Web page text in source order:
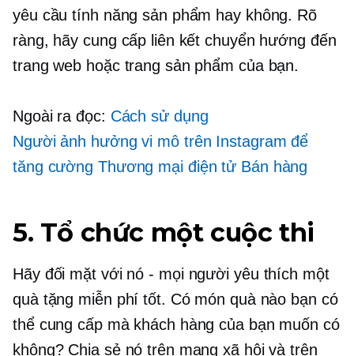
yêu cầu tính năng sản phẩm hay không. Rõ
ràng, hãy cung cấp liên kết chuyển hướng đến
trang web hoặc trang sản phẩm của bạn.
Ngoài ra đọc: Cách sử dụng
Người ảnh hưởng vi môtrên Instagram để
tăng cường Thương mại điện tử Bán hàng
5. Tổ chức một cuộc thi
Hãy đối mặt với nó- mọi người yêu thích một
quà tặng miễn phí tốt. Có món quà nào bạn có
thể cung cấp mà khách hàng của bạn muốn có
không? Chia sẻ nó trên mạng xã hội và trên